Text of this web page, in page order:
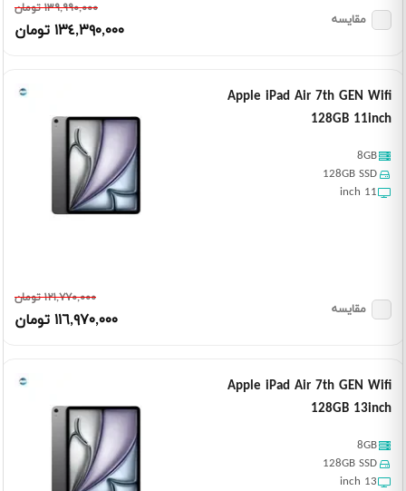
١٣٩,٩٩٠,٠٠٠ تومان
١٣٤,٣٩٠,٠٠٠ تومان
مقایسه
Apple iPad Air 7th GEN Wifi
128GB 11inch
8GB
128GB SSD
11 inch
١٢١,٧٧٠,٠٠٠ تومان
١١٦,٩٧٠,٠٠٠ تومان
مقایسه
Apple iPad Air 7th GEN Wifi
128GB 13inch
8GB
128GB SSD
13 inch